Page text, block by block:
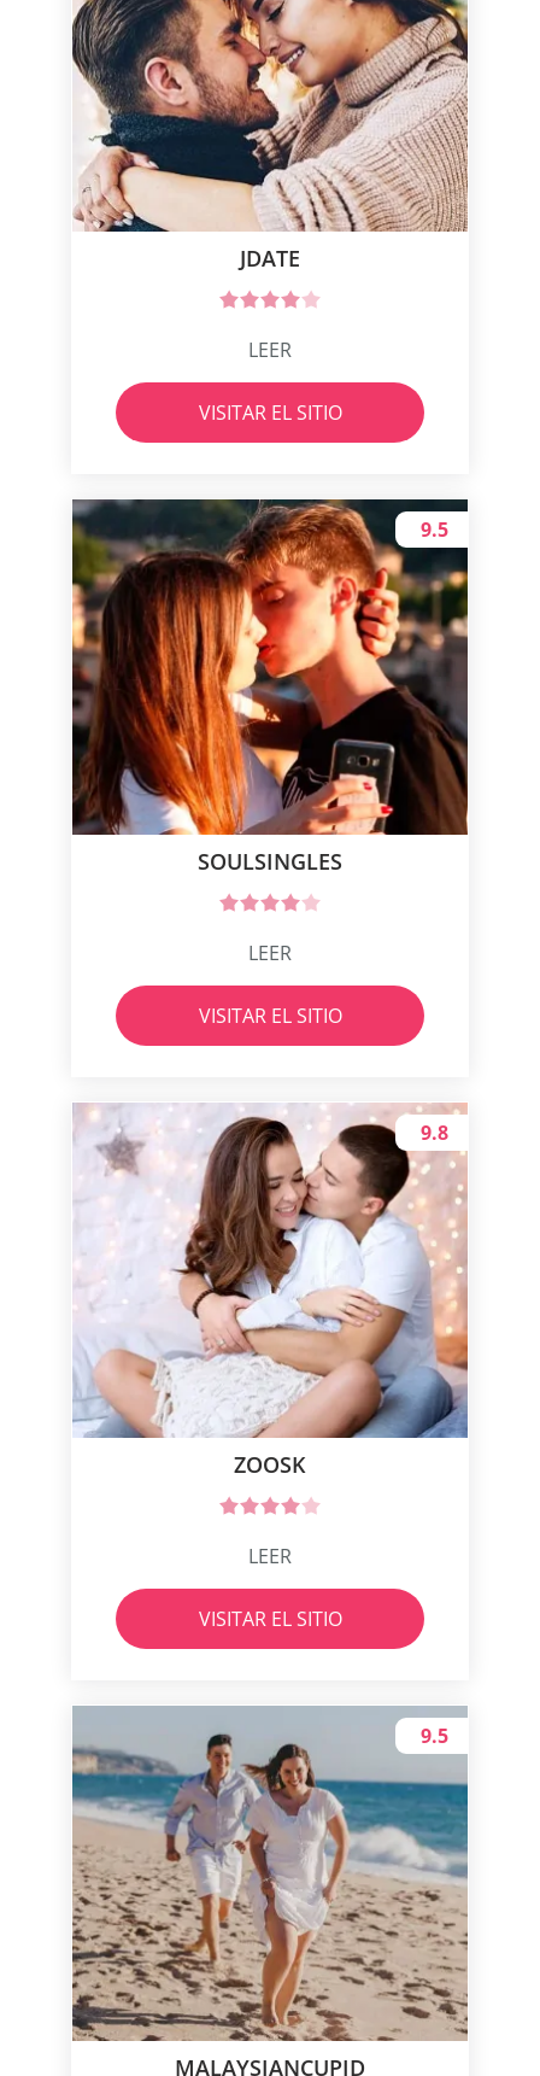
JDATE
LEER
VISITAR EL SITIO
SOULSINGLES
9.5
LEER
VISITAR EL SITIO
ZOOSK
9.8
LEER
VISITAR EL SITIO
MALAYSIANCUPID
9.5